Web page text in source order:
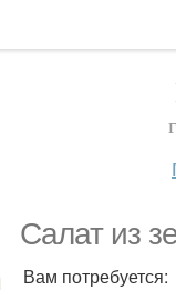
Салат из
Вам потребуется: